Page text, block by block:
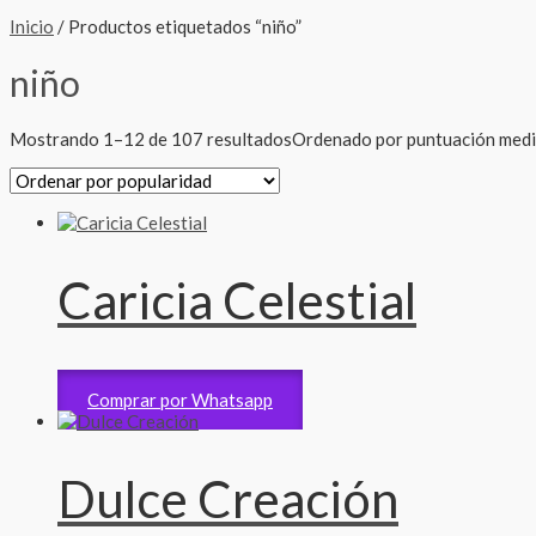
Inicio / Productos etiquetados “niño”
niño
Mostrando 1–12 de 107 resultadosOrdenado por puntuación
Caricia Celestial
Arreglos de bebe2,000RD$
Comprar por Whatsapp
Dulce Creación